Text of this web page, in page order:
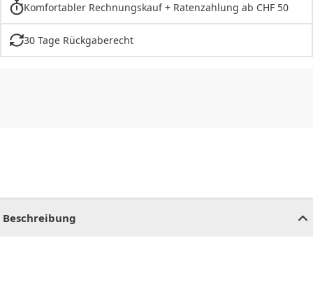
Komfortabler Rechnungskauf + Ratenzahlung ab CHF 50
30 Tage Rückgaberecht
Beschreibung